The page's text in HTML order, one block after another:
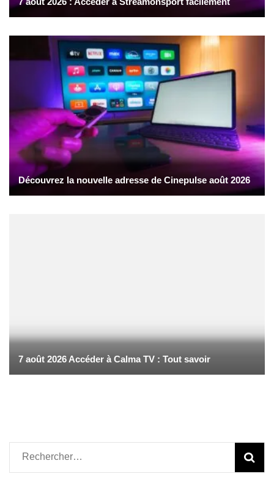
Découvrez la nouvelle adresse de Cinepulse août 2026
7 août 2026 Accéder à Calma TV : Tout savoir
Rechercher :